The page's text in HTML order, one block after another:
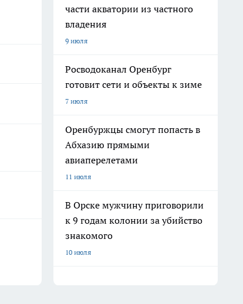
части акватории из частного
владения
9 июля
Росводоканал Оренбург
готовит сети и объекты к зиме
7 июля
Оренбуржцы смогут попасть в
Абхазию прямыми
авиаперелетами
11 июля
В Орске мужчину приговорили
к 9 годам колонии за убийство
знакомого
10 июля